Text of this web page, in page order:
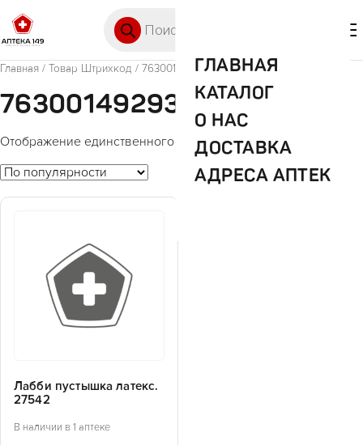
ГЛАВНАЯ
КАТАЛОГ
О НАС
ДОСТАВКА
АДРЕСА АПТЕК
Главная / Товар Штрихкод / 7630014929351
7630014929351
Отображение единственного товара
Лабби пустышка латекс.
27542
В наличии в 1 аптеке